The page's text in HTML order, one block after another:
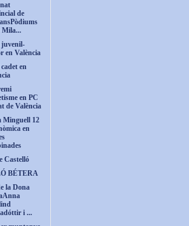
de
Mila...
en València
en
en PC
de València
Minguell 12
en
Castelló
BÉTERA
la Dona
i ...